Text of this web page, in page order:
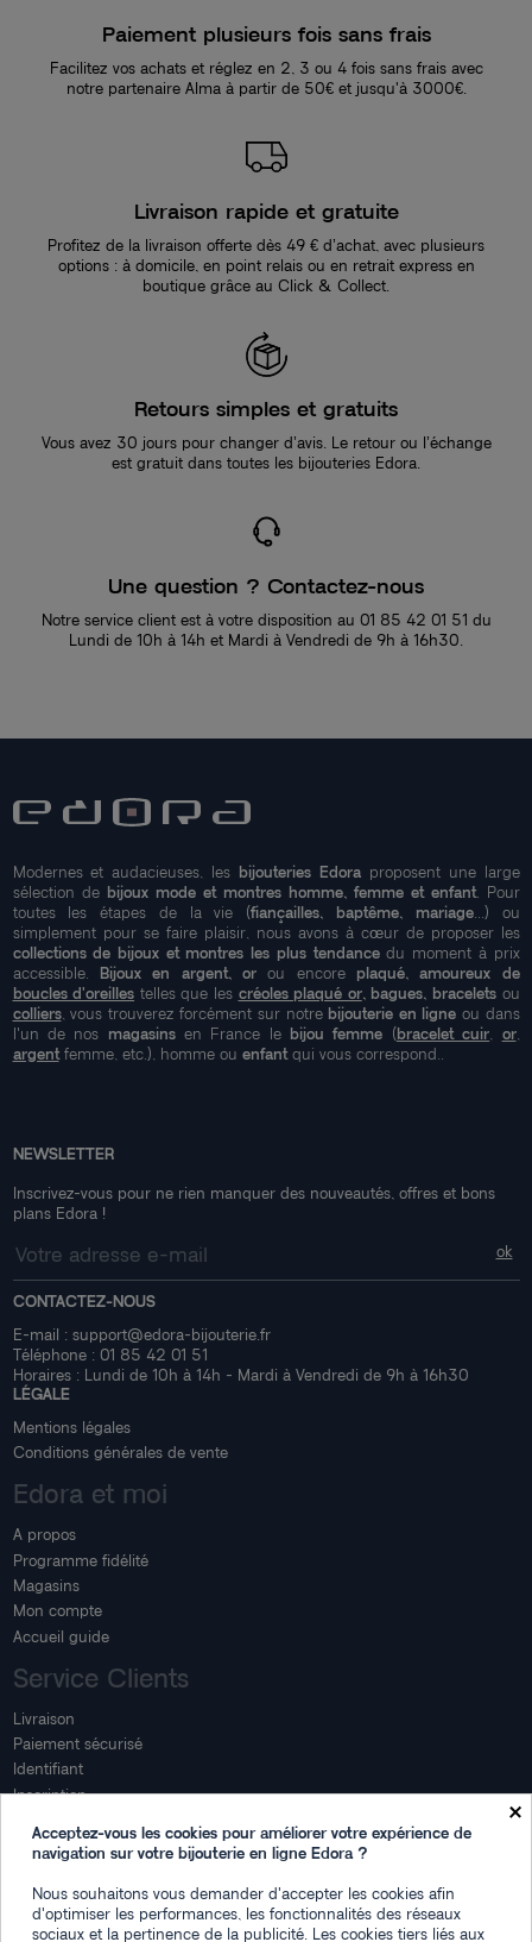
Paiement plusieurs fois sans frais
Facilitez vos achats et réglez en 2, 3 ou 4 fois sans frais avec
notre partenaire Alma à partir de 50€ et jusqu'à 3000€.
Livraison rapide et gratuite
Profitez de la livraison offerte dès 49 € d’achat, avec plusieurs
options : à domicile, en point relais ou en retrait express en
boutique grâce au Click & Collect.
Retours simples et gratuits
Vous avez 30 jours pour changer d’avis. Le retour ou l’échange
est gratuit dans toutes les bijouteries Edora.
Une question ? Contactez-nous
Notre service client est à votre disposition au 01 85 42 01 51 du
Lundi de 10h à 14h et Mardi à Vendredi de 9h à 16h30.
Modernes et audacieuses, les bijouteries Edoraproposent une large
sélection de bijoux mode et montres homme, femme et enfant. Pour
toutes les étapes de la vie (fiançailles, baptême, mariage...) ou
simplement pour se faire plaisir, nous avons à cœur de proposer les
collections de bijoux et montres les plus tendancedu moment à prix
accessible. Bijoux en argent, orou encore plaqué, amoureux de
boucles d'oreilles telles que les créoles plaqué or, bagues, braceletsou
colliers, vous trouverez forcément sur notre bijouterie en ligne ou dans
l'un de nos magasinsen France le bijou femme (bracelet cuir or,
argentfemme, etc.), homme ou enfantqui vous correspond..
NEWSLETTER
Inscrivez-vous pour ne rien manquer des nouveautés, offres et bons
plans Edora !
CONTACTEZ-NOUS
E-mail : support@edora-bijouterie.fr
Téléphone : 01 85 42 01 51
Horaires : Lundi de 10h à 14h - Mardi à Vendredi de 9h à 16h30
LÉGALE
Mentions légales
Conditions générales de vente
Edora et moi
A propos
Programme fidélité
Magasins
Mon compte
Accueil guide
Service Clients
Livraison
Paiement sécurisé
Identifiant
Inscription
Mon espace
Suivi de commande
Connexion
×
Acceptez-vous les cookies pour améliorer votre expérience de
navigation sur votre bijouterie en ligne Edora ?
Nous souhaitons vous demander d'accepter les cookies afin
d'optimiser les performances, les fonctionnalités des réseaux
sociaux et la pertinence de la publicité. Les cookies tiers liés aux